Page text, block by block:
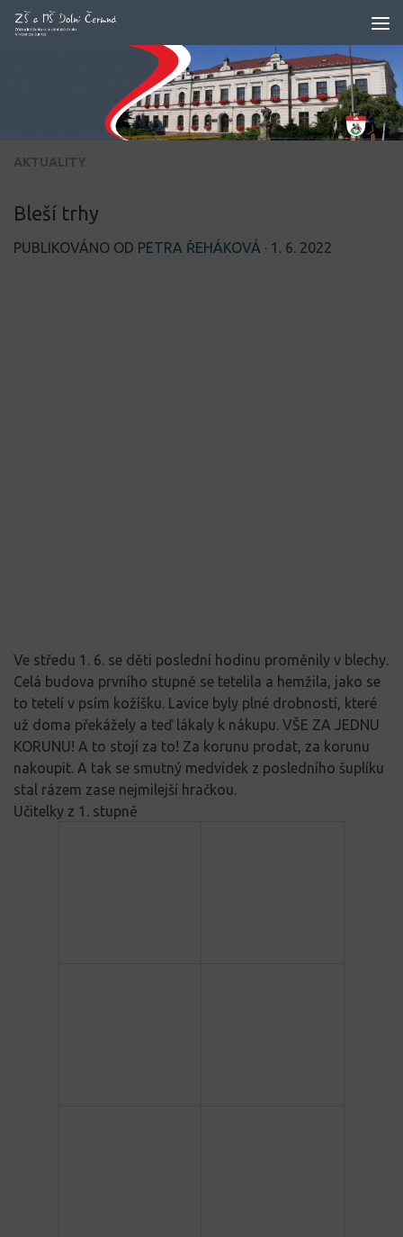
Skip to content
AKTUALITY
Bleší trhy
PUBLIKOVÁNO OD PETRA ŘEHÁKOVÁ · 1. 6. 2022
Ve středu 1. 6. se děti poslední hodinu proměnily v blechy.
Celá budova prvního stupně se tetelila a hemžila, jako se
to tetelí v psím kožíšku. Lavice byly plné drobností, které
už doma překážely a teď lákaly k nákupu. VŠE ZA JEDNU
KORUNU! A to stojí za to! Za korunu prodat, za korunu
nakoupit. A tak se smutný medvídek z posledního šuplíku
stal rázem zase nejmilejší hračkou.
Učitelky z 1. stupně